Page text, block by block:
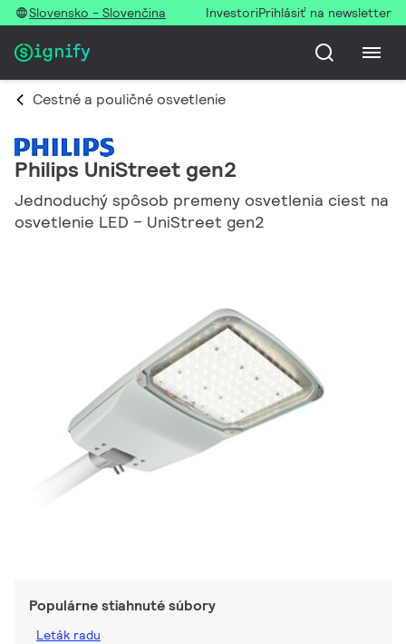
Slovensko - Slovenčina InvestoriPrihlásiť na newsletter
Cestné a pouličné osvetlenie
Philips UniStreet gen2
Jednoduchý spôsob premeny osvetlenia ciest na
osvetlenie LED – UniStreet gen2
Populárne stiahnuté súbory
Leták radu